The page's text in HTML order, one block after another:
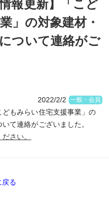
報更新】「こど
」の対象建材・
ついて連絡がご
2022/2/2 一般・会員
もみらい住宅支援事業」の
て連絡がございました。
さい。
戻る